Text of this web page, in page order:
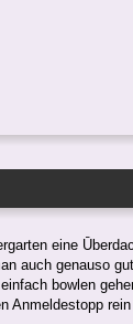
eine
auch genauso
bowlen
Anmeldestopp